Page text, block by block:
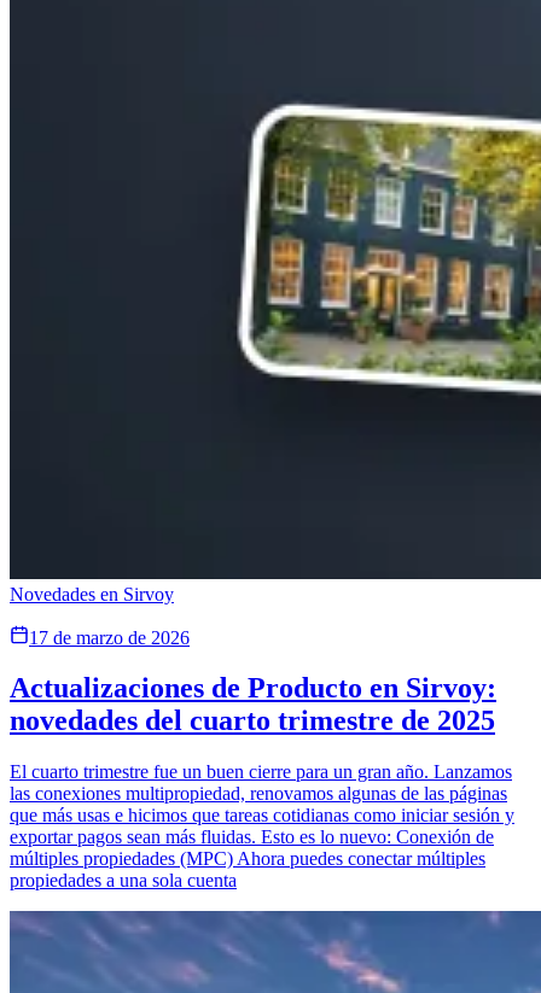
Novedades en Sirvoy
17 de marzo de 2026
Actualizaciones de Producto en Sirvoy:
novedades del cuarto trimestre de 2025
El cuarto trimestre fue un buen cierre para un gran año. Lanzamos
las conexiones multipropiedad, renovamos algunas de las páginas
que más usas e hicimos que tareas cotidianas como iniciar sesión y
exportar pagos sean más fluidas. Esto es lo nuevo: Conexión de
múltiples propiedades (MPC) Ahora puedes conectar múltiples
propiedades a una sola cuenta